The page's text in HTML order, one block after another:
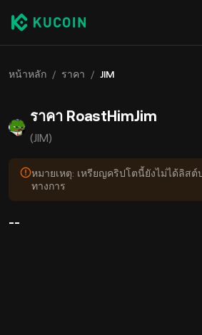
หน้าหลัก / ราคา / JIM
ราคา RoastHimJim
(JIM)
หมายเหตุ: เหรียญคริปโตนี้ยังไม่ได้ลิสต์
ทางการ
--